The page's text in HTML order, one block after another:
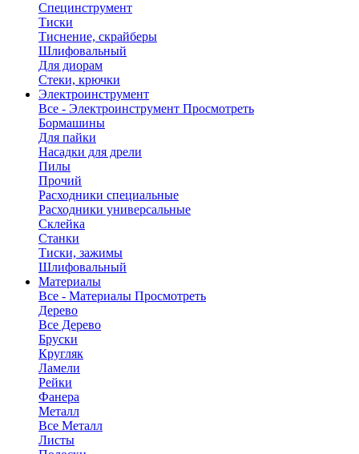
Специнструмент
Тиски
Тиснение, скрайберы
Шлифовальный
Для диорам
Стеки, крючки
Электроинструмент
Все - Электроинструмент Просмотреть
Бормашины
Для пайки
Насадки для дрели
Пилы
Прочий
Расходники специальные
Расходники универсальные
Склейка
Станки
Тиски, зажимы
Шлифовальный
Материалы
Все - Материалы Просмотреть
Дерево
Все Дерево
Бруски
Кругляк
Ламели
Рейки
Фанера
Металл
Все Металл
Листы